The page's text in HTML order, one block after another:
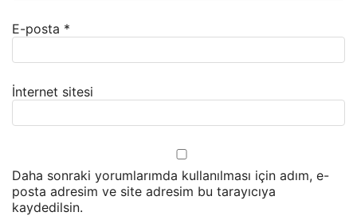
E-posta *
İnternet sitesi
Daha sonraki yorumlarımda kullanılması için adım, e-
posta adresim ve site adresim bu tarayıcıya
kaydedilsin.